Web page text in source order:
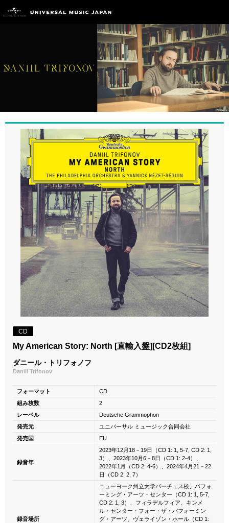
CD
My American Story: North [直輸入盤][CD2枚組]
ダニール・トリフォノフ
Daniil Trifonov
フォーマット
CD
組み枚数
2
レーベル
Deutsche Grammophon
発売元
ユニバーサル ミュージック合同会社
発売国
EU
録音年
2023年12月18－19日（CD 1: 1, 5-7, CD 2: 1,
3）、2023年10月6－8日（CD 1: 2-4）、
2022年1月（CD 2: 4-6）、2024年4月21－22
日（CD 2: 2, 7）
録音場所
ニューヨーク州立大学パーチェス校、パフォ
ーミング・アーツ・センター（CD 1: 1, 5-7,
CD 2: 1, 3）、フィラデルフィア、キンメ
ル・センター・フォー・ザ・パフォーミン
グ・アーツ、ヴェライゾン・ホール（CD 1: